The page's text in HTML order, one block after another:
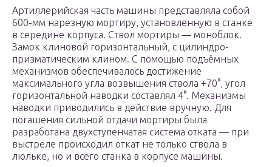
Артиллерийская часть машины представляла собой
600-мм нарезную мортиру, установленную в станке
в середине корпуса. Ствол мортиры — моноблок.
Замок клиновой горизонтальный, с цилиндро-
призматическим клином. С помощью подъёмных
механизмов обеспечивалось достижение
максимального угла возвышения ствола +70°, угол
горизонтальной наводки составлял 4°. Механизмы
наводки приводились в действие вручную. Для
погашения сильной отдачи мортиры была
разработана двухступенчатая система отката — при
выстреле происходил откат не только ствола в
люльке, но и всего станка в корпусе машины.